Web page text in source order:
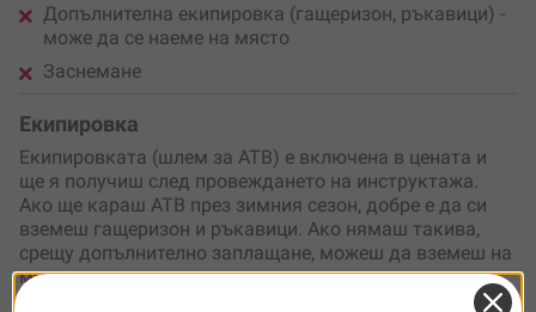
Допълнителна екипировка (гащеризон, ръкавици) -
може да се наеме на място
Заснемане
Екипировка
Екипировката (шлем за АТВ) е включена в цената и
ще я получиш след провеждането на инструктажа.
Ако ще караш АТВ през зимния сезон, добре е да си
вземеш гащеризон и ръкавици. Ако нямаш такива,
срещу допълнително заплащане, можеш да вземеш на
място.